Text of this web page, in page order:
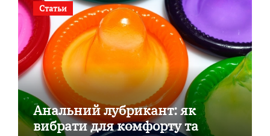
Статьи
Анальний лубрикант: як
вибрати для комфорту та